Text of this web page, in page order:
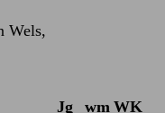
Wels,
Jg wm WK